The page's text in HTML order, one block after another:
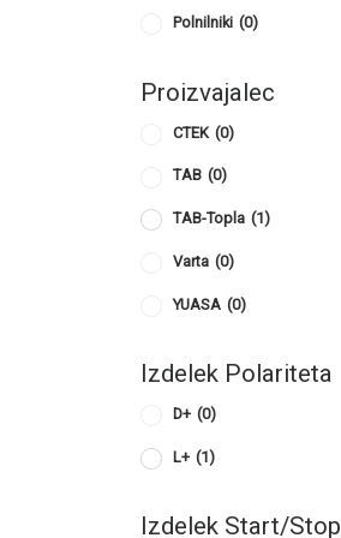
Polnilniki (0)
Proizvajalec
CTEK (0)
TAB (0)
TAB-Topla (1)
Varta (0)
YUASA (0)
Izdelek Polariteta
D+ (0)
L+ (1)
Izdelek Start/Stop